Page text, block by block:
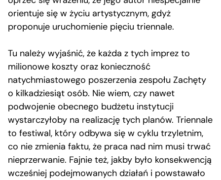
orientuje się w życiu artystycznym, gdyż
proponuje uruchomienie pięciu triennale.
Tu należy wyjaśnić, że każda z tych imprez to
milionowe koszty oraz konieczność
natychmiastowego poszerzenia zespołu Zachęty
o kilkadziesiąt osób. Nie wiem, czy nawet
podwojenie obecnego budżetu instytucji
wystarczyłoby na realizację tych planów. Triennale
to festiwal, który odbywa się w cyklu trzyletnim,
co nie zmienia faktu, że praca nad nim musi trwać
nieprzerwanie. Fajnie też, jakby było konsekwencją
wcześniej podejmowanych działań i powstawało